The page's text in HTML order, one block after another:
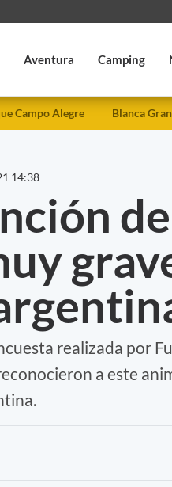
Aventura Camping
Campo Alegre Blanca
14:38
realizada por
a este